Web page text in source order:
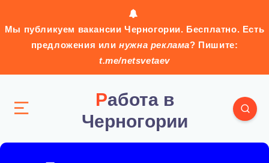
Мы публикуем вакансии Черногории. Бесплатно. Есть
предложения илинужна реклама? Пишите:
t.me/netsvetaev
Работа в
Черногории